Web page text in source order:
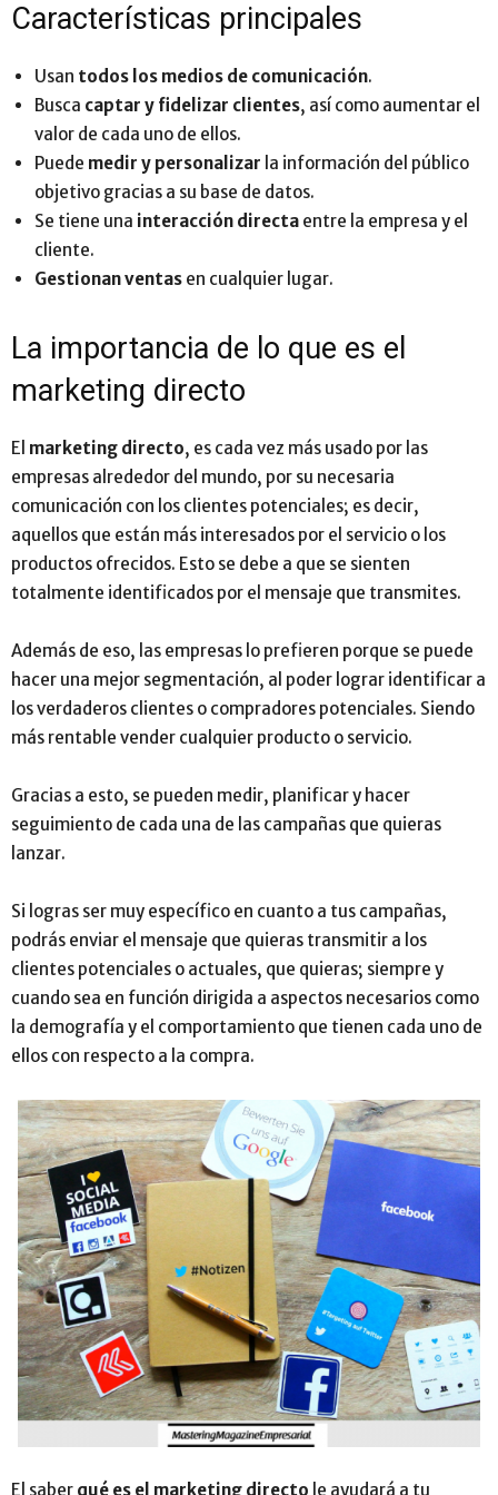
Características principales
Usan todos los medios de comunicación.
Busca captar y fidelizar clientes, así como aumentar el
valor de cada uno de ellos.
Puede medir y personalizar la información del público
objetivo gracias a su base de datos.
Se tiene una interacción directa entre la empresa y el
cliente.
Gestionan ventas en cualquier lugar.
La importancia de lo que es el
marketing directo
El marketing directo, es cada vez más usado por las
empresas alrededor del mundo, por su necesaria
comunicación con los clientes potenciales; es decir,
aquellos que están más interesados por el servicio o los
productos ofrecidos. Esto se debe a que se sienten
totalmente identificados por el mensaje que transmites.
Además de eso, las empresas lo prefieren porque se puede
hacer una mejor segmentación, al poder lograr identificar a
los verdaderos clientes o compradores potenciales. Siendo
más rentable vender cualquier producto o servicio.
Gracias a esto, se pueden medir, planificar y hacer
seguimiento de cada una de las campañas que quieras
lanzar.
Si logras ser muy específico en cuanto a tus campañas,
podrás enviar el mensaje que quieras transmitir a los
clientes potenciales o actuales, que quieras; siempre y
cuando sea en función dirigida a aspectos necesarios como
la demografía y el comportamiento que tienen cada uno de
ellos con respecto a la compra.
El saber qué es el marketing directo le ayudará a tu